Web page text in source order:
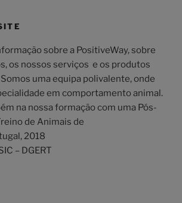
sobre a PositiveWay, sobre
os nossos serviços e os produtos
uma equipa polivalente, onde
em comportamento animal.
na nossa formação com uma Pós-
de Animais de
2018
– DGERT